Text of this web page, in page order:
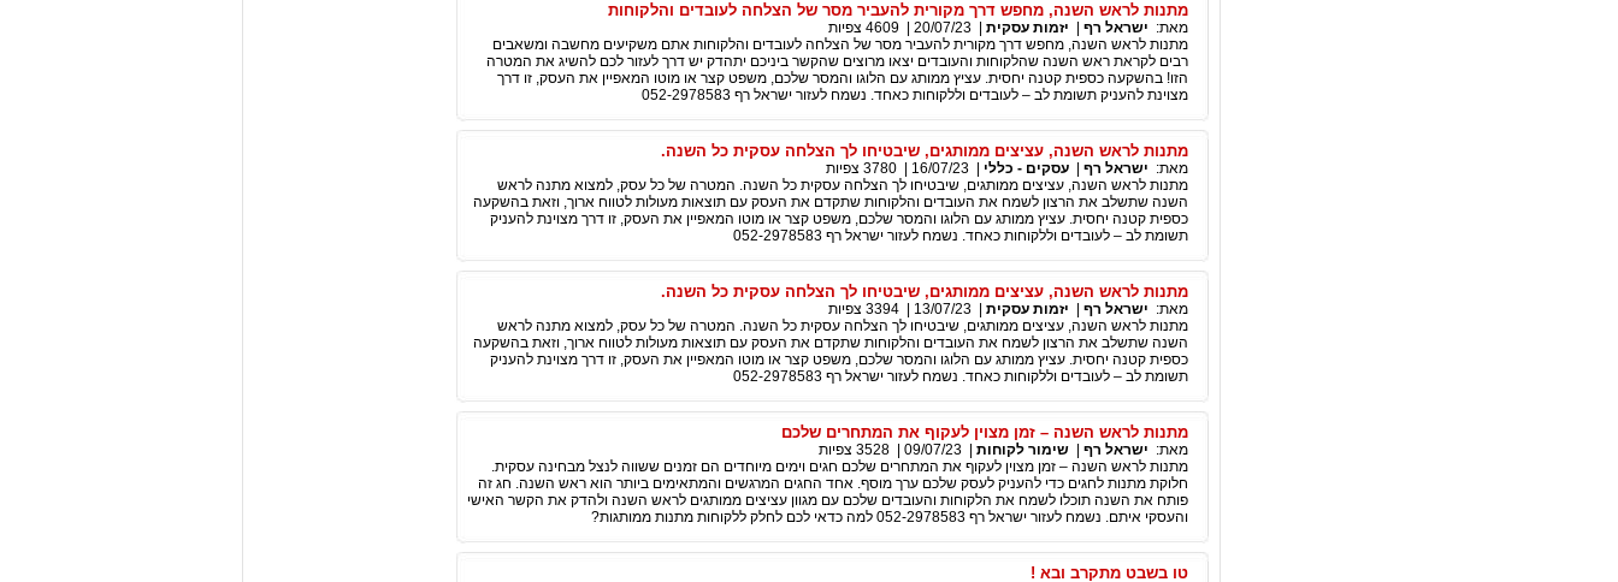
מתנות לראש השנה, מחפש דרך מקורית להעביר מסר של הצלחה לעובדים והלקוחות
מאת: ישראל רף יזמות עסקית 20/07/23
4609 צפיות
מתנות לראש השנה, מחפש דרך מקורית להעביר מסר של הצלחה לעובדים והלקוחות אתם משקיעים מחשבה ומשאבים
רבים לקראת ראש השנה שהלקוחות והעובדים יצאו מרוצים שהקשר ביניכם יתהדק יש דרך לעזור לכם להשיג את המטרה
הזו! בהשקעה כספית קטנה יחסית. עציץ ממותג עם הלוגו והמסר שלכם, משפט קצר או מוטו המאפיין את העסק, זו דרך
מצוינת להעניק תשומת לב – לעובדים וללקוחות כאחד. נשמח לעזור ישראל רף 052-2978583
מתנות לראש השנה, עציצים ממותגים, שיבטיחו לך הצלחה עסקית כל השנה.
מאת: ישראל רף עסקים - כללי 16/07/23
3780 צפיות
מתנות לראש השנה, עציצים ממותגים, שיבטיחו לך הצלחה עסקית כל השנה. המטרה של כל עסק, למצוא מתנה לראש
השנה שתשלב את הרצון לשמח את העובדים והלקוחות שתקדם את העסק עם תוצאות מעולות לטווח ארוך, וזאת בהשקעה
כספית קטנה יחסית. עציץ ממותג עם הלוגו והמסר שלכם, משפט קצר או מוטו המאפיין את העסק, זו דרך מצוינת להעניק
תשומת לב – לעובדים וללקוחות כאחד. נשמח לעזור ישראל רף 052-2978583
מתנות לראש השנה, עציצים ממותגים, שיבטיחו לך הצלחה עסקית כל השנה.
מאת: ישראל רף יזמות עסקית 13/07/23
3394 צפיות
מתנות לראש השנה, עציצים ממותגים, שיבטיחו לך הצלחה עסקית כל השנה. המטרה של כל עסק, למצוא מתנה לראש
השנה שתשלב את הרצון לשמח את העובדים והלקוחות שתקדם את העסק עם תוצאות מעולות לטווח ארוך, וזאת בהשקעה
כספית קטנה יחסית. עציץ ממותג עם הלוגו והמסר שלכם, משפט קצר או מוטו המאפיין את העסק, זו דרך מצוינת להעניק
תשומת לב – לעובדים וללקוחות כאחד. נשמח לעזור ישראל רף 052-2978583
מתנות לראש השנה – זמן מצוין לעקוף את המתחרים שלכם
מאת: ישראל רף שימור לקוחות 09/07/23
3528 צפיות
מתנות לראש השנה – זמן מצוין לעקוף את המתחרים שלכם חגים וימים מיוחדים הם זמנים ששווה לנצל מבחינה עסקית.
חלוקת מתנות לחגים כדי להעניק לעסק שלכם ערך מוסף. אחד החגים המרגשים והמתאימים ביותר הוא ראש השנה. חג זה
פותח את השנה תוכלו לשמח את הלקוחות והעובדים שלכם עם מגוון עציצים ממותגים לראש השנה ולהדק את הקשר האישי
והעסקי איתם. נשמח לעזור ישראל רף 052-2978583 למה כדאי לכם לחלק ללקוחות מתנות ממותגות?
טו בשבט מתקרב ובא !